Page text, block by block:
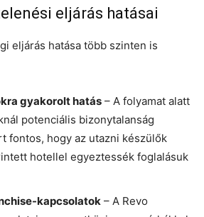
eljárás hatásai
eljárás hatása több szinten is
gyakorolt hatás – A folyamat alatt
potenciális bizonytalanság
fontos, hogy az utazni készülők
hotellel egyeztessék foglalásuk
kapcsolatok – A Revo